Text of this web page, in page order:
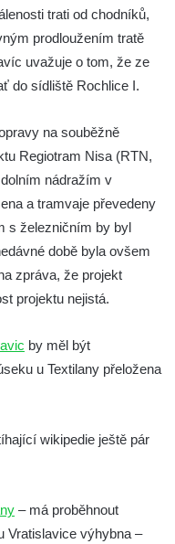
trati od chodníků,
prodloužením tratě
uvažuje o tom, že ze
do sídliště Rochlice I.
na souběžně
Regiotram Nisa (RTN,
nádražím v
a tramvaje převedeny
s železničním by byl
době byla ovšem
zpráva, že projekt
projektu nejistá.
by měl být
u Textilany přeložena
wikipedie ještě pár
– má proběhnout
Vratislavice výhybna –